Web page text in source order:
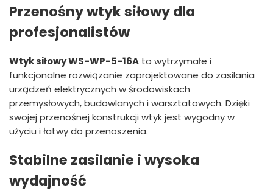
Przenośny wtyk siłowy dla
profesjonalistów
Wtyk siłowy WS-WP-5-16A to wytrzymałe i
funkcjonalne rozwiązanie zaprojektowane do zasilania
urządzeń elektrycznych w środowiskach
przemysłowych, budowlanych i warsztatowych. Dzięki
swojej przenośnej konstrukcji wtyk jest wygodny w
użyciu i łatwy do przenoszenia.
Stabilne zasilanie i wysoka
wydajność